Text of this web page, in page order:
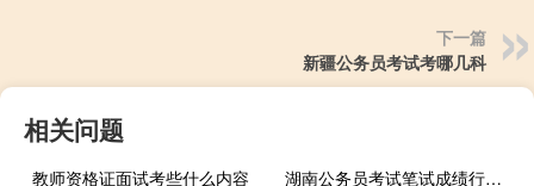
下一篇
新疆公务员考试考哪几科
相关问题
教师资格证面试考些什么内容
湖南公务员考试笔试成绩行测占比多少